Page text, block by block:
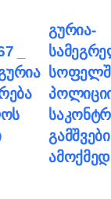
გურია-
_